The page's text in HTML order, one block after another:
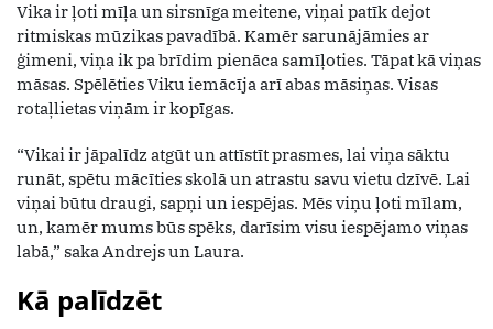
Vika ir ļoti mīļa un sirsnīga meitene, viņai patīk dejot
ritmiskas mūzikas pavadībā. Kamēr sarunājāmies ar
ģimeni, viņa ik pa brīdim pienāca samīļoties. Tāpat kā viņas
māsas. Spēlēties Viku iemācīja arī abas māsiņas. Visas
rotaļlietas viņām ir kopīgas.
“Vikai ir jāpalīdz atgūt un attīstīt prasmes, lai viņa sāktu
runāt, spētu mācīties skolā un atrastu savu vietu dzīvē. Lai
viņai būtu draugi, sapņi un iespējas. Mēs viņu ļoti mīlam,
un, kamēr mums būs spēks, darīsim visu iespējamo viņas
labā,” saka Andrejs un Laura.
Kā palīdzēt